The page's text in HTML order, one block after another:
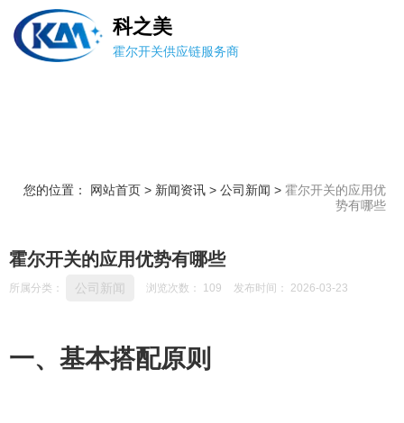
科之美
霍尔开关供应链服务商
您的位置： 网站首页 > 新闻资讯 > 公司新闻 > 霍尔开关的应用优
势有哪些
霍尔开关的应用优势有哪些
所属分类： 公司新闻 浏览次数： 109 发布时间： 2026-03-23
一、基本搭配原则